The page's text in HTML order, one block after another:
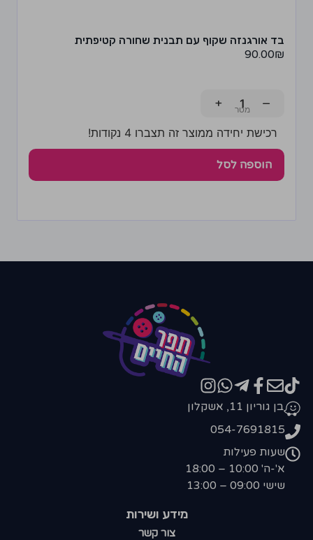
בד אורגנזה שקוף עם תבנית שחורה קטיפתית
90.00₪
−
+
רכישת יחידה ממוצר זה תצברו 4 נקודות!
הוספה לסל
מידע ושירות
צור קשר
בן גוריון 11, אשקלון
054-7691815
שעות פעילות
א'-ה' 10:00 – 18:00
שישי 09:00 – 13:00